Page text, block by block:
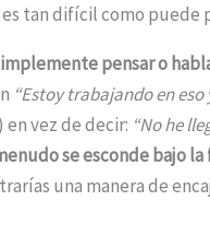
tan difícil como puede
pensar o
“Estoy trabajando en
vez de decir: “No he
se esconde bajo la
una manera de